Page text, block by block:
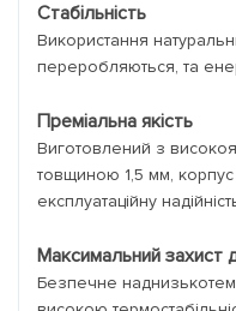
Стабільність
Використання
переробляються, та
Преміальна якість
Виготовлений з
товщиною 1,5 мм,
експлуатаційну
Максимальний захист
Безпечне